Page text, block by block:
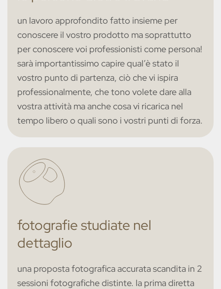
dietro ogni oggetto c’e una storia, c’è un percorso
identitario preciso che ha portato alla sua
realizzazione.credo fermamente che ogni piccola
realtà sia diretta espressione della persona, da qui il
nome di personal brand.
un lavoro approfondito fatto insieme per
conoscere il vostro prodotto ma soprattutto
per conoscere voi professionisti come persona!
sarà importantissimo capire qual’è stato il
vostro punto di partenza, ciò che vi ispira
professionalmente, che tono volete dare alla
vostra attività ma anche cosa vi ricarica nel
tempo libero o quali sono i vostri punti di forza.
fotografie studiate nel
dettaglio
una proposta fotografica accurata scandita in 2
sessioni fotografiche distinte. la prima diretta